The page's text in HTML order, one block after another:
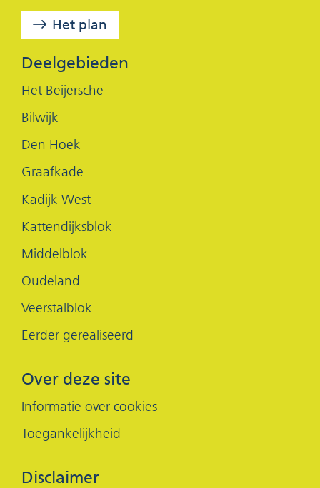
o
o
k
Het plan
Deelgebieden
Het Beijersche
Bilwijk
Den Hoek
Graafkade
Kadijk West
Kattendijksblok
Middelblok
Oudeland
Veerstalblok
Eerder gerealiseerd
Over deze site
Informatie over cookies
Toegankelijkheid
Disclaimer